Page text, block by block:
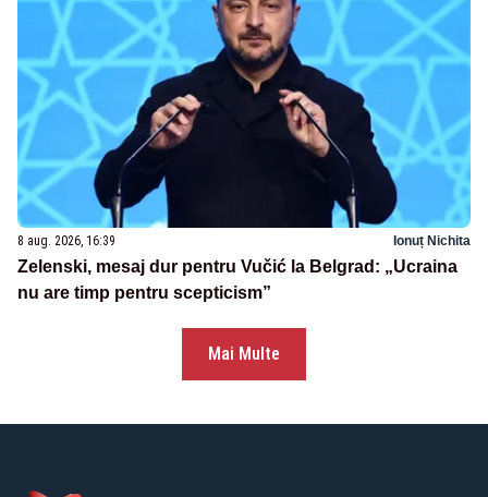
8 aug. 2026, 16:39 Ionuț Nichita
Zelenski, mesaj dur pentru Vučić la Belgrad: „Ucraina
nu are timp pentru scepticism”
Mai Multe